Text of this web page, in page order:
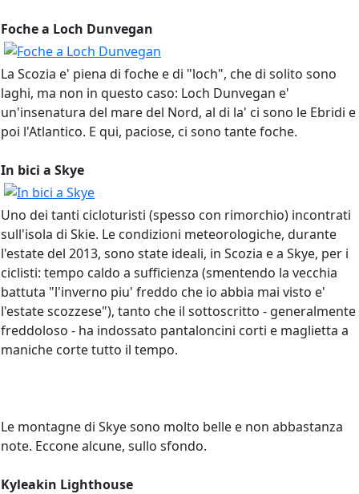
Foche a Loch Dunvegan
La Scozia e' piena di foche e di "loch", che di solito sono
laghi, ma non in questo caso: Loch Dunvegan e'
un'insenatura del mare del Nord, al di la' ci sono le Ebridi e
poi l'Atlantico. E qui, paciose, ci sono tante foche.
In bici a Skye
Uno dei tanti cicloturisti (spesso con rimorchio) incontrati
sull'isola di Skie. Le condizioni meteorologiche, durante
l'estate del 2013, sono state ideali, in Scozia e a Skye, per i
ciclisti: tempo caldo a sufficienza (smentendo la vecchia
battuta "l'inverno piu' freddo che io abbia mai visto e'
l'estate scozzese"), tanto che il sottoscritto - generalmente
freddoloso - ha indossato pantaloncini corti e maglietta a
maniche corte tutto il tempo.
Le montagne di Skye sono molto belle e non abbastanza
note. Eccone alcune, sullo sfondo.
Kyleakin Lighthouse